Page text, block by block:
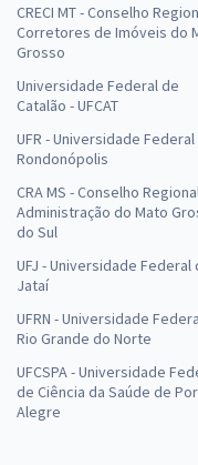
CRECI MT - Conselho
Corretores de Imóveis do
Grosso
Universidade Federal de
Catalão - UFCAT
UFR - Universidade
Rondonópolis
CRA MS - Conselho
Administração do Mato
do Sul
UFJ - Universidade Federal
Jataí
UFRN - Universidade
Rio Grande do Norte
UFCSPA - Universidade
de Ciência da Saúde de
Alegre